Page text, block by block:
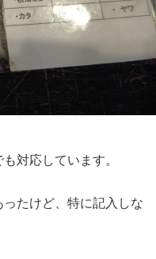
対応しています。
たけど、特に記入しな